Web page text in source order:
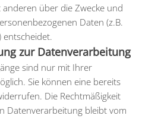
über die Zwecke und
Daten (z.B.
entscheidet.
zur Datenverarbeitung
sind nur mit Ihrer
Sie können eine bereits
Die Rechtmäßigkeit
Datenverarbeitung bleibt vom